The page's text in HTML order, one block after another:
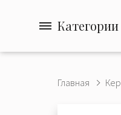
Категории
Главная